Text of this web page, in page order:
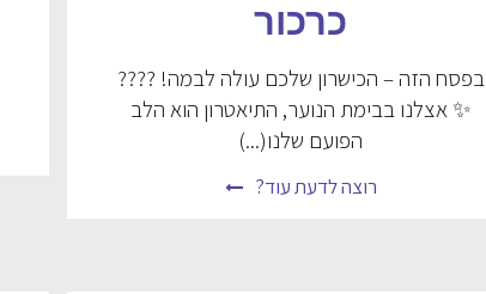
כרכור
בפסח הזה – הכישרון שלכם עולה לבמה! ????
✨ אצלנו בבימת הנוער, התיאטרון הוא הלב
הפועם שלנו(...)
רוצה לדעת עוד?